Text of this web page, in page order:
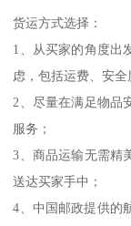
货运方式选择：
1、从买家的角度出
虑，包括运费、安全
2、尽量在满足物品
服务；
3、商品运输无需精
送达买家手中；
4、中国邮政提供的